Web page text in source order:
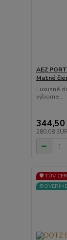
AEZ
Matné
Luxusné
výborne...
344,50
280,08 EUR
🛡️ TÜV